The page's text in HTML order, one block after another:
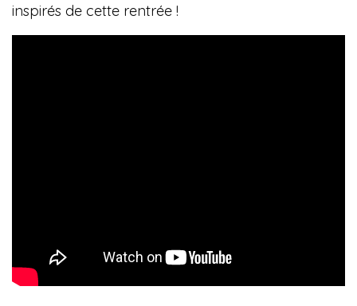
inspirés de cette rentrée !